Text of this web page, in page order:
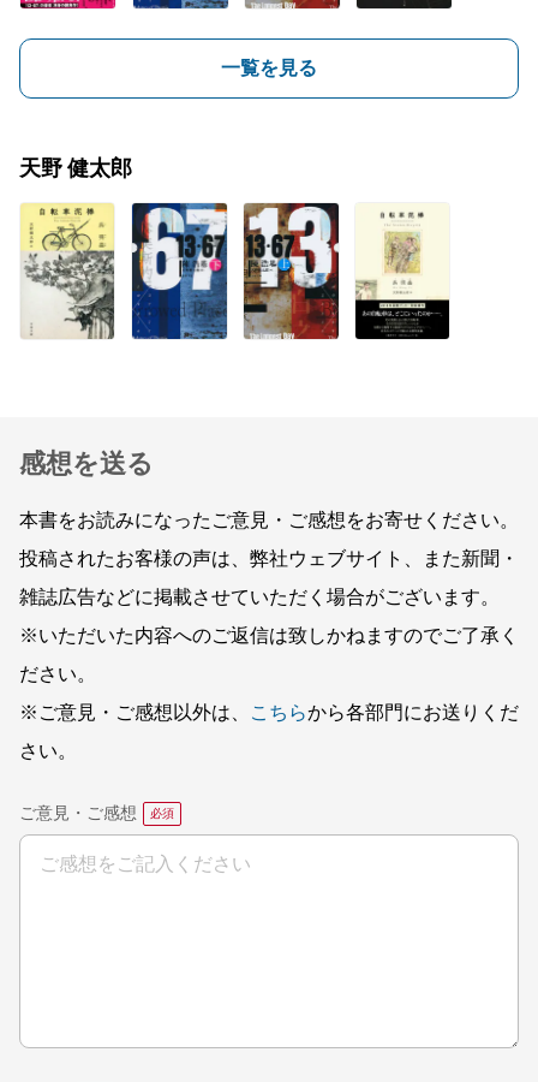
一覧を見る
天野 健太郎
感想を送る
本書をお読みになったご意見・ご感想をお寄せください。
投稿されたお客様の声は、弊社ウェブサイト、また新聞・
雑誌広告などに掲載させていただく場合がございます。
※いただいた内容へのご返信は致しかねますのでご了承く
ださい。
※ご意見・ご感想以外は、
こちらから各部門にお送りくだ
さい。
ご意見・ご感想